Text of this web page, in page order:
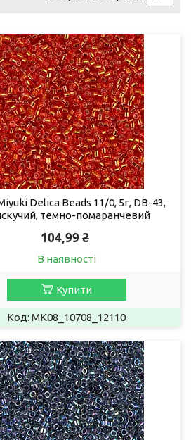
Delica Beads 11/0, 5г, DB-43,
темно-помаранчевий
104,99 ₴
В наявності
Купити
MK08_10708_12110